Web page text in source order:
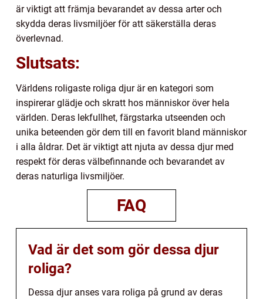
är viktigt att främja bevarandet av dessa arter och
skydda deras livsmiljöer för att säkerställa deras
överlevnad.
Slutsats:
Världens roligaste roliga djur är en kategori som
inspirerar glädje och skratt hos människor över hela
världen. Deras lekfullhet, färgstarka utseenden och
unika beteenden gör dem till en favorit bland människor
i alla åldrar. Det är viktigt att njuta av dessa djur med
respekt för deras välbefinnande och bevarandet av
deras naturliga livsmiljöer.
FAQ
Vad är det som gör dessa djur
roliga?
Dessa djur anses vara roliga på grund av deras